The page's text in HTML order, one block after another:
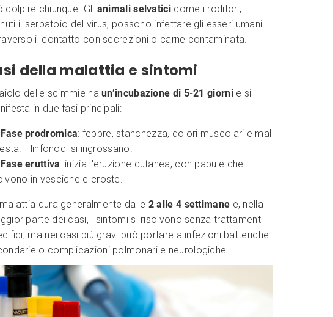
colpire chiunque. Gli animali selvaticicome i roditori,
il serbatoio del virus, possono infettare gli esseri umani
il contatto con secrezioni o carne contaminata.
della malattia e sintomi
delle scimmie haun’incubazione di 5-21 giornie si
in due fasi principali:
Fase prodromica: febbre, stanchezza, dolori muscolari e mal
I linfonodi si ingrossano.
Fase eruttiva: inizia l'eruzione cutanea, con papule che
in vesciche e croste.
dura generalmente dalle 2 alle 4 settimane e, nella
parte dei casi, i sintomi si risolvono senza trattamenti
ma nei casi più gravi può portare a infezioni batteriche
o complicazioni polmonari e neurologiche.